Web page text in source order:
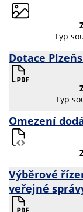
Typ
Dotace
Typ
Omezení
Výběrové
veřejné